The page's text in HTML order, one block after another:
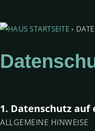
STARTSEITE›
1. Datenschutz auf
ALLGEMEINE HINWEISE